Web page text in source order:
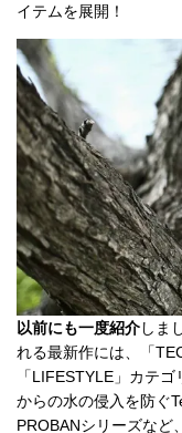
イテムを展開！
以前にも一度紹介しま
れる最新作には、「
「LIFESTYLE」カテ
からの水の侵入を防ぐ
PROBANシリーズなど